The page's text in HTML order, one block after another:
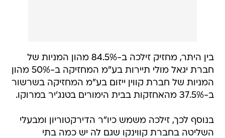
בין היתר, מחזיק זילכה ב-84.5% מהון המניות של
חברת יגאל מולי תיירות בע"מ המחזיקה ב-50% מהון
המניות של חברת קווין ייזום בע"מ המחזיקה בשרשור
ב-37.5% מהאחזקות בבית הימורים בטנג'יר במרוקו.
בנוסף לכך, זילכה משמש כיו"ר הדירקטוריון ומבעלי
השליטה בחברת קווינקו שגם לה יש כמה בתי